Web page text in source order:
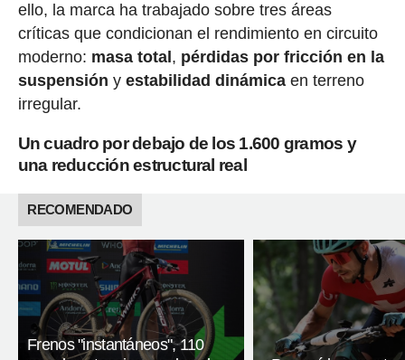
ello, la marca ha trabajado sobre tres áreas
críticas que condicionan el rendimiento en circuito
moderno: masa total , pérdidas por fricción en la
suspensión y estabilidad dinámicaen terreno
irregular.
Un cuadro por debajo de los 1.600 gramos y
una reducción estructural real
RECOMENDADO
Frenos "instantáneos", 110